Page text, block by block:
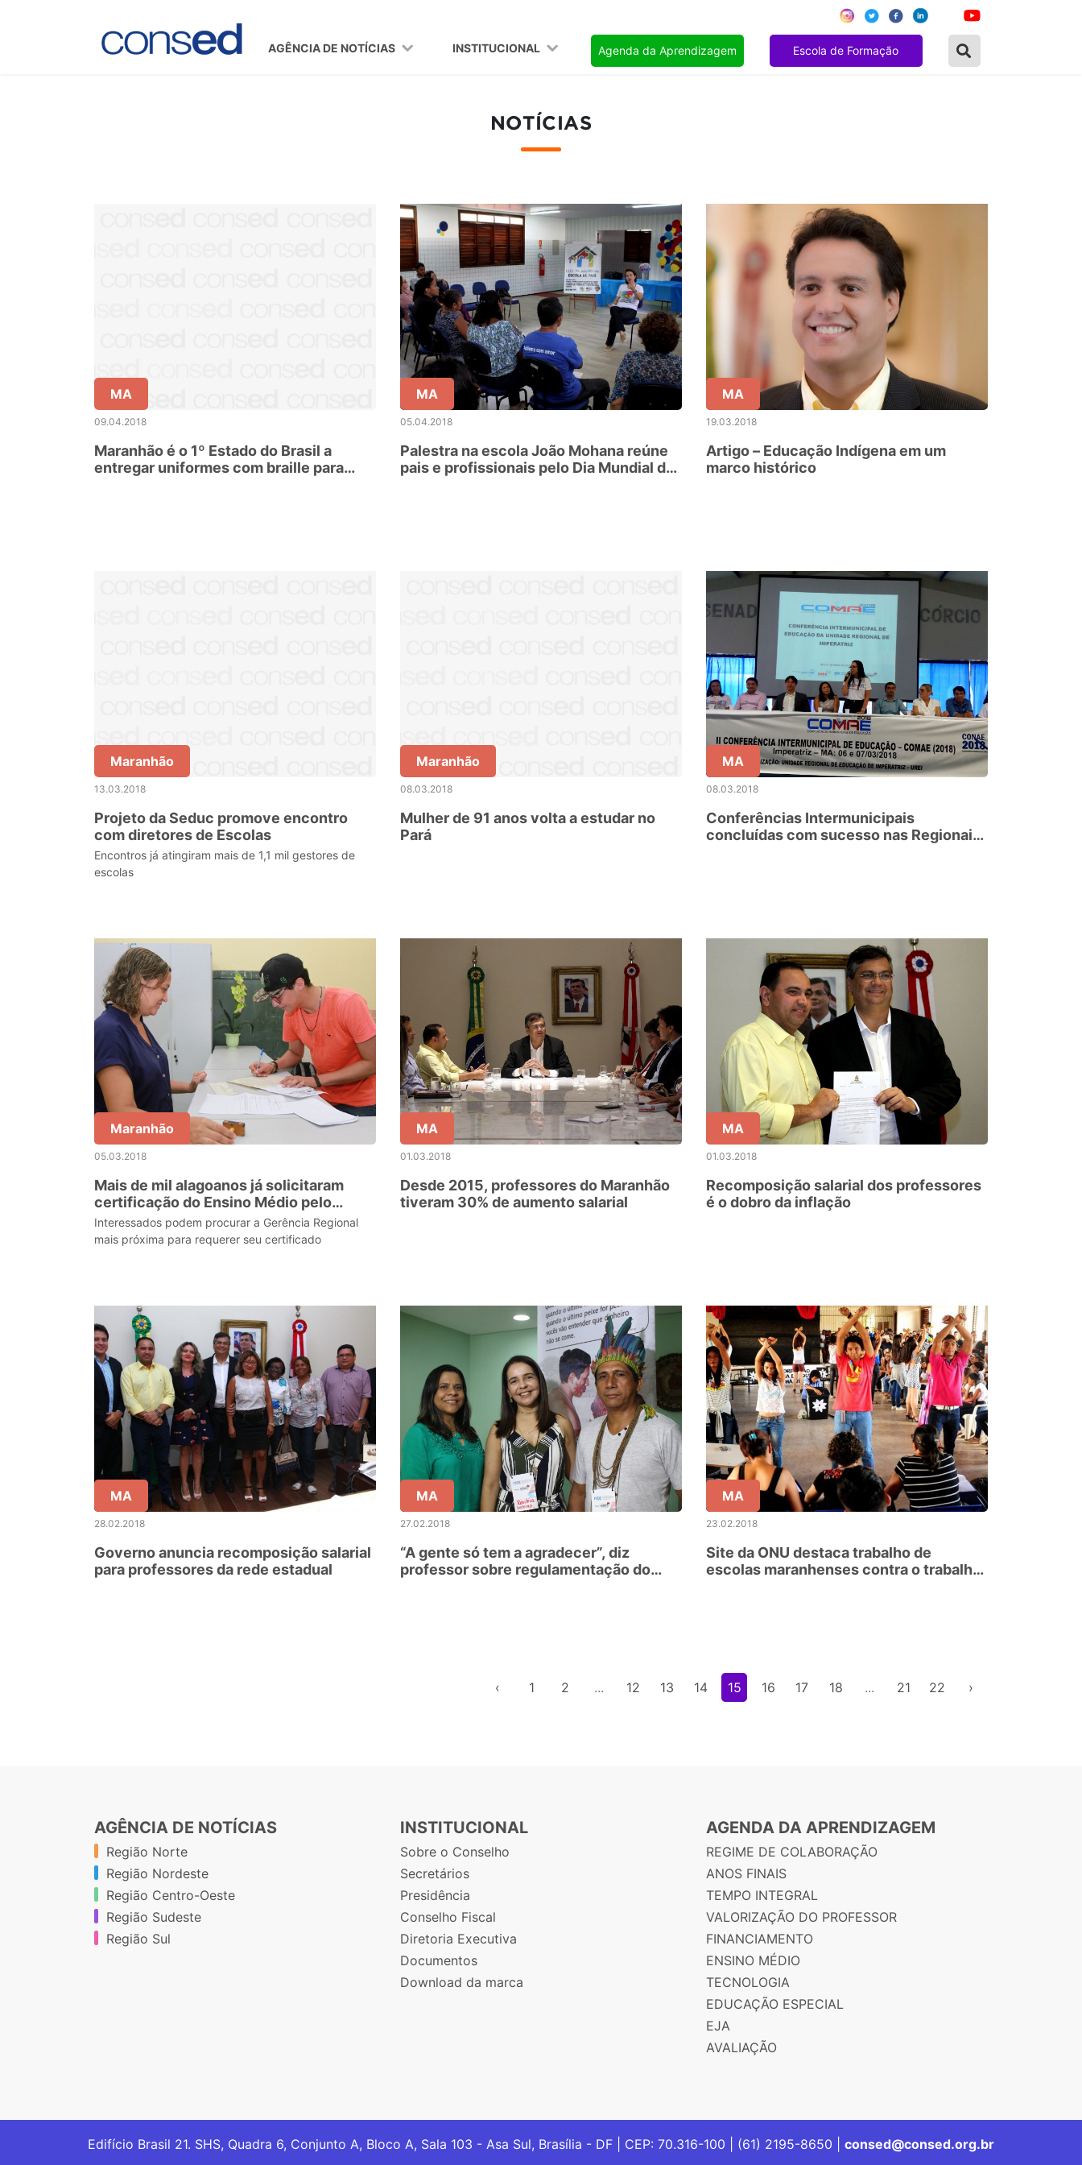
AGÊNCIA DE NOTÍCIAS INSTITUCIONAL Agenda da Aprendizagem Escola de Formação
NOTÍCIAS
MA
09.04.2018
Maranhão é o 1º Estado do Brasil a
entregar uniformes com braille para
MA
05.04.2018
Palestra na escola João Mohana reúne
pais e profissionais pelo Dia Mundial de
MA
19.03.2018
Artigo – Educação Indígena em um
marco histórico
Maranhão
13.03.2018
Projeto da Seduc promove encontro
com diretores de Escolas
Encontros já atingiram mais de 1,1 mil gestores de
escolas
Maranhão
08.03.2018
Mulher de 91 anos volta a estudar no
Pará
MA
08.03.2018
Conferências Intermunicipais
concluídas com sucesso nas Regionais
Maranhão
05.03.2018
Mais de mil alagoanos já solicitaram
certificação do Ensino Médio pelo
Encceja
Interessados podem procurar a Gerência Regional
mais próxima para requerer seu certificado
MA
01.03.2018
Desde 2015, professores do Maranhão
tiveram 30% de aumento salarial
MA
01.03.2018
Recomposição salarial dos professores
é o dobro da inflação
MA
28.02.2018
Governo anuncia recomposição salarial
para professores da rede estadual
MA
27.02.2018
“A gente só tem a agradecer”, diz
professor sobre regulamentação do
MA
23.02.2018
Site da ONU destaca trabalho de
escolas maranhenses contra o trabalho
‹ 1 2 ... 12 13 14 15 16 17 18 ... 21 22 ›
AGÊNCIA DE NOTÍCIAS
Região Norte
Região Nordeste
Região Centro-Oeste
Região Sudeste
Região Sul
INSTITUCIONAL
Sobre o Conselho
Secretários
Presidência
Conselho Fiscal
Diretoria Executiva
Documentos
Download da marca
AGENDA DA APRENDIZAGEM
REGIME DE COLABORAÇÃO
ANOS FINAIS
TEMPO INTEGRAL
VALORIZAÇÃO DO PROFESSOR
FINANCIAMENTO
ENSINO MÉDIO
TECNOLOGIA
EDUCAÇÃO ESPECIAL
EJA
AVALIAÇÃO
Edifício Brasil 21. SHS, Quadra 6, Conjunto A, Bloco A, Sala 103 - Asa Sul, Brasília - DF | CEP: 70.316-100 | (61) 2195-8650 | consed@consed.org.br